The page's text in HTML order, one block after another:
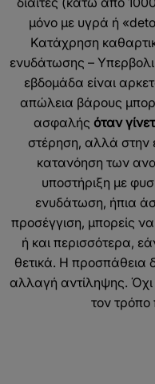
μόνο με υγρά ή
Κατάχρηση
ενυδάτωσης –
εβδομάδα είναι
απώλεια βάρους
ασφαλής όταν
στέρηση, αλλά στην
κατανόηση των
υποστήριξη με
ενυδάτωση, ήπια
προσέγγιση, μπορείς
ή και περισσότερα,
θετικά. Η προσπάθεια
αλλαγή αντίληψης.
τον τρόπο